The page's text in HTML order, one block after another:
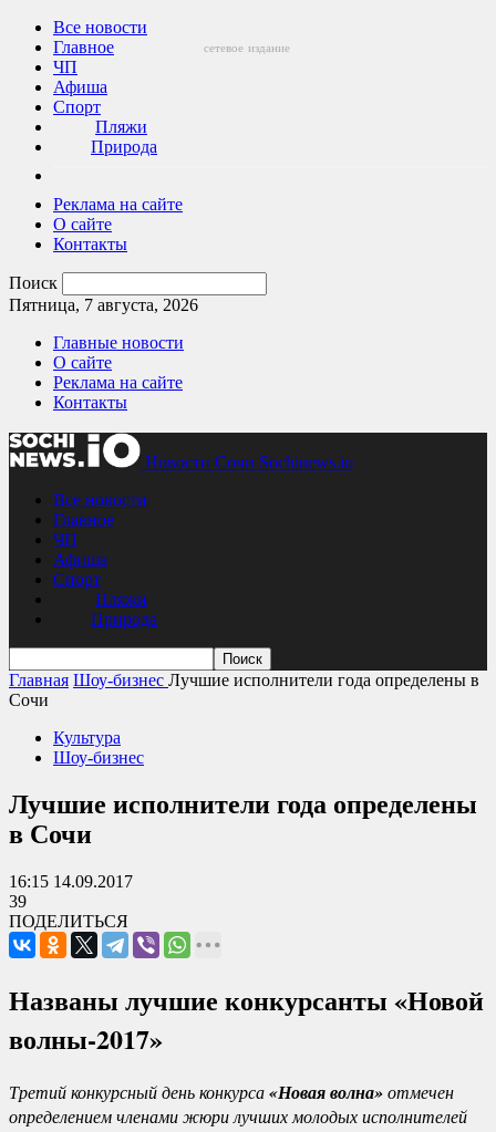
Все новости
Главное
ЧП
Афиша
Спорт
Пляжи
Природа
Реклама на сайте
О сайте
Контакты
Поиск
Пятница, 7 августа, 2026
Главные новости
О сайте
Реклама на сайте
Контакты
Новости Сочи Sochinews.io
сетевое издание
Все новости
Главное
ЧП
Афиша
Спорт
Пляжи
Природа
Главная Шоу-бизнес Лучшие исполнители года определены в
Сочи
Культура
Шоу-бизнес
Лучшие исполнители года определены
в Сочи
16:15 14.09.2017
39
ПОДЕЛИТЬСЯ
Названы лучшие конкурсанты «Новой
волны-2017»
Третий конкурсный день конкурса«Новая волна»отмечен
определением членами жюри лучших молодых исполнителей